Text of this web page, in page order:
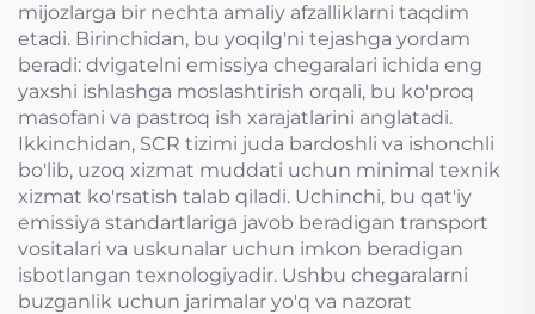
mijozlarga bir nechta amaliy afzalliklarni taqdim
etadi. Birinchidan, bu yoqilg'ni tejashga yordam
beradi: dvigatelni emissiya chegaralari ichida eng
yaxshi ishlashga moslashtirish orqali, bu ko'proq
masofani va pastroq ish xarajatlarini anglatadi.
Ikkinchidan, SCR tizimi juda bardoshli va ishonchli
bo'lib, uzoq xizmat muddati uchun minimal texnik
xizmat ko'rsatish talab qiladi. Uchinchi, bu qat'iy
emissiya standartlariga javob beradigan transport
vositalari va uskunalar uchun imkon beradigan
isbotlangan texnologiyadir. Ushbu chegaralarni
buzganlik uchun jarimalar yo'q va nazorat